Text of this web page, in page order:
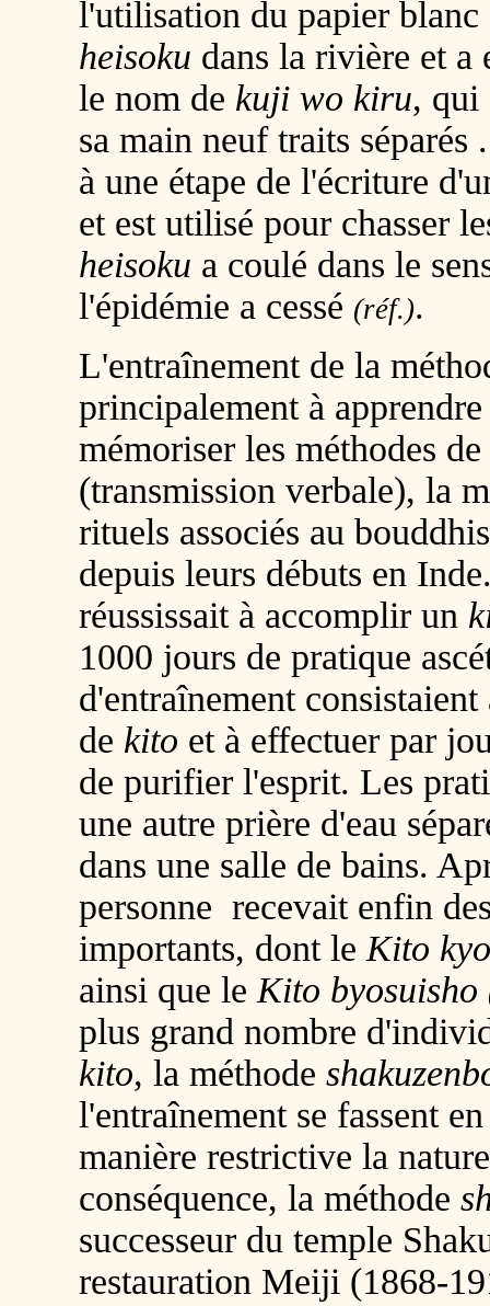
l'utilisation du papier
heisoku dans la rivière et a
le nom de kuji wo kiru, qui
sa main neuf traits séparés
à une étape de l'écriture
et est utilisé pour chasser
heisoku a coulé dans le
l'épidémie a cessé (réf.).
L'entraînement de la
principalement à
mémoriser les méthodes
(transmission verbale), la
rituels associés au
depuis leurs débuts en
réussissait à accomplir un
1000 jours de pratique
d'entraînement
de kito et à effectuer par
de purifier l'esprit. Les
une autre prière d'eau
dans une salle de bains.
personne recevait enfin
importants, dont le Kito kyo
ainsi que le Kito byosuisho
plus grand nombre
kito, la méthode
l'entraînement se fassent
manière restrictive la
conséquence, la méthode
successeur du temple
restauration Meiji (1868-